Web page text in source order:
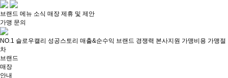
브랜드 메뉴 소식 매장 제휴 및 제안
가맹 문의
NO.1 슬로우캘리 성공스토리 매출&순수익 브랜드 경쟁력 본사지원 가맹비용 가맹절
차
브랜드
매장
안내